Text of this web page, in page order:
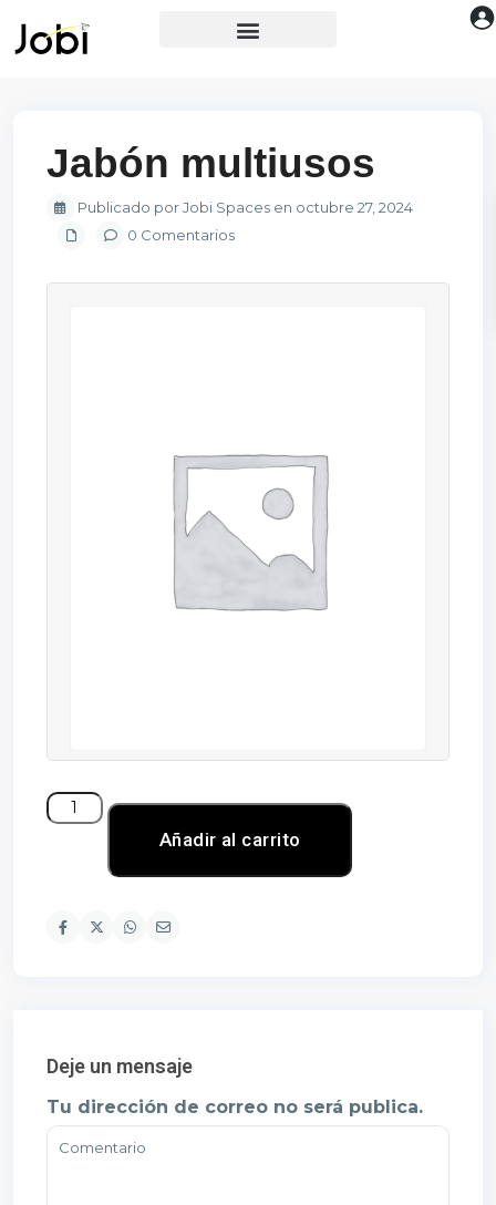
Jabón multiusos
Publicado por Jobi Spaces en octubre 27, 2024
0 Comentarios
Añadir al carrito
Deje un mensaje
Tu dirección de correo no será publica.